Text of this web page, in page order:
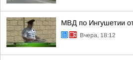
МВД по Ингушетии
Вчера, 18:12